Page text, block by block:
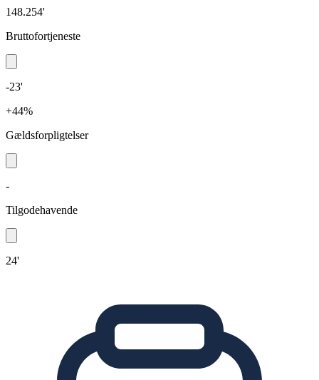
148.254'
Bruttofortjeneste
-23'
+44%
Gældsforpligtelser
-
Tilgodehavende
24'